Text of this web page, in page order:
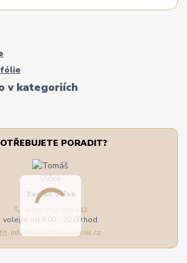
v kategoriích
fólie
PORADIT?
Tomáš Vlček
+420 702 090 443
volejte od 9,00 - 20,00 hod
info@elektromaterial.cz